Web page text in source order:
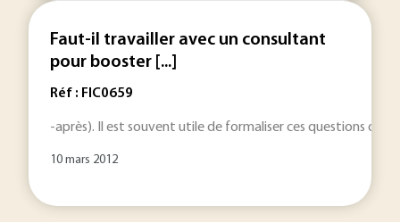
Faut-il travailler avec un consultant
pour booster [...]
Réf : FIC0659
-après). Il est souvent utile de formaliser ces questions
10 mars 2012